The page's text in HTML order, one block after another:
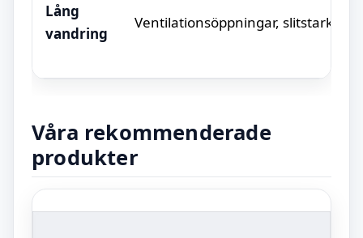
Lång
vandring
Ventilationsöppningar, slitstarkt tyg
Våra rekommenderade
produkter